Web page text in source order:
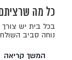
כל מה
בכל בית יש
נוחה סביב
המשך קריאה